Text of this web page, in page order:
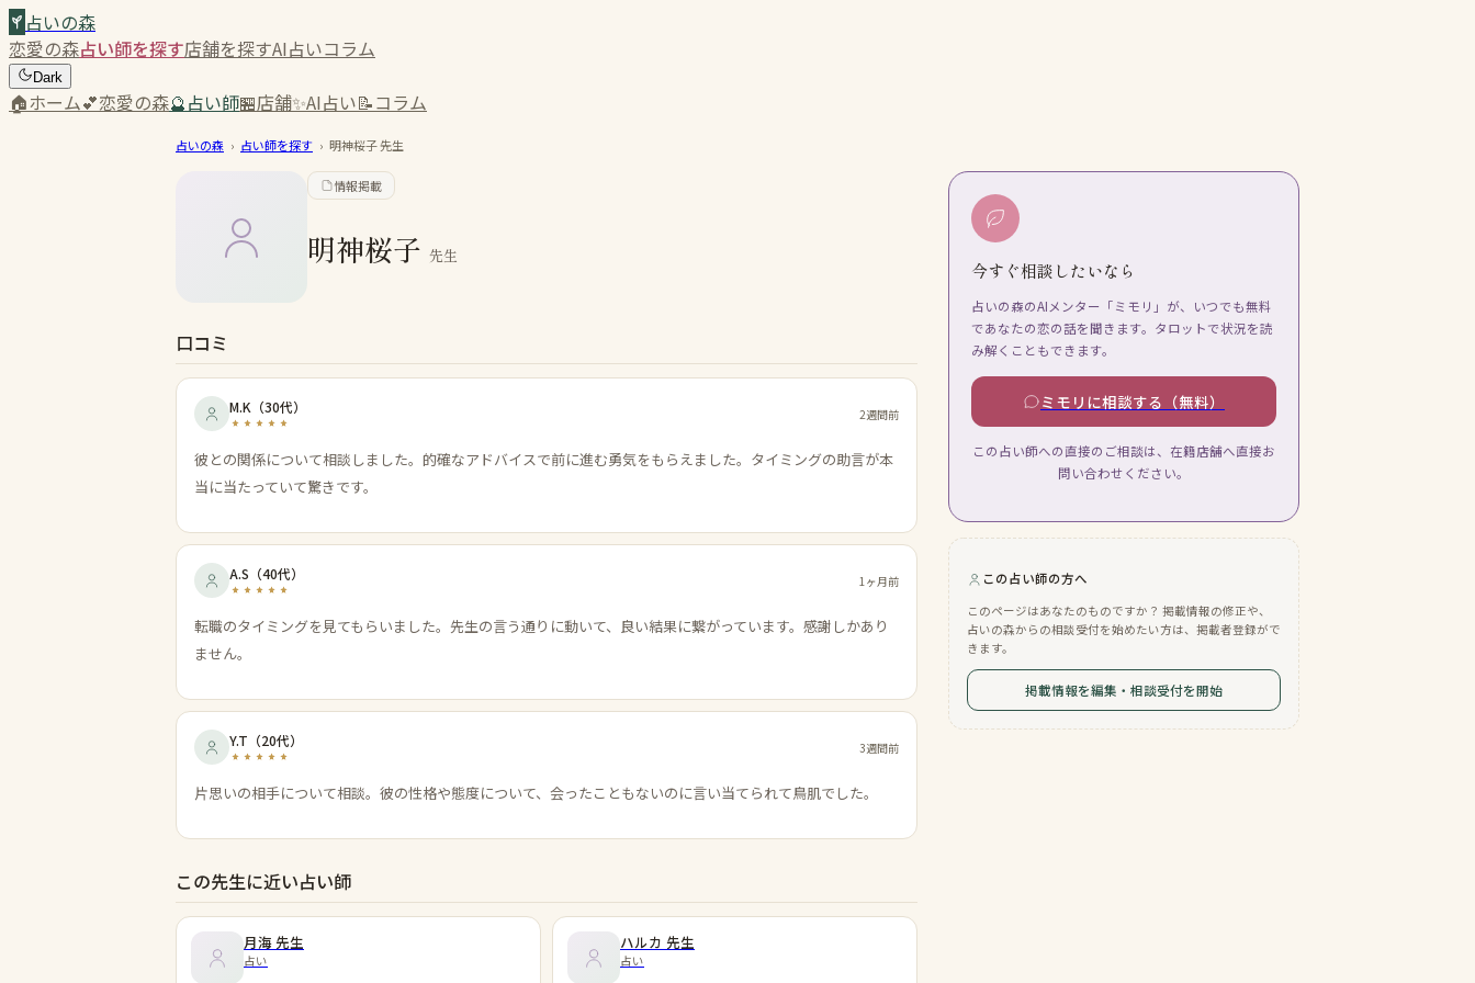
占いの森
恋愛の森占い師を探す店舗を探すAI占いコラム
Dark
🏠ホーム💕恋愛の森🔮占い師🏪店舗✨AI占い📝コラム
占いの森 › 占い師を探す › 明神桜子先生
情報掲載
明神桜子 先生
口コミ
M.K （30代） 2週間前
彼との関係について相談しました。的確なアドバイスで前に進む勇気をもらえました。タイミングの助言が本
当に当たっていて驚きです。
A.S （40代） 1ヶ月前
転職のタイミングを見てもらいました。先生の言う通りに動いて、良い結果に繋がっています。感謝しかあり
ません。
Y.T （20代） 3週間前
片思いの相手について相談。彼の性格や態度について、会ったこともないのに言い当てられて鳥肌でした。
この先生に近い占い師
月海 先生
占い
ハルカ 先生
占い
今すぐ相談したいなら
占いの森のAIメンター「ミモリ」が、いつでも無料
であなたの恋の話を聞きます。タロットで状況を読
み解くこともできます。
ミモリに相談する（無料）
この占い師への直接のご相談は、在籍店舗へ直接お
問い合わせください。
この占い師の方へ
このページはあなたのものですか？ 掲載情報の修正や、
占いの森からの相談受付を始めたい方は、掲載者登録がで
きます。
掲載情報を編集・相談受付を開始